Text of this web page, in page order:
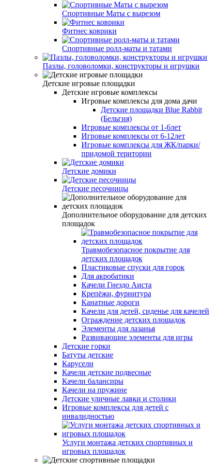
Спортивные Маты с вырезом
Фитнес коврики
Спортивные ролл-маты и татами
Пазлы, головоломки, конструкторы и игрушки
Детские игровые площадки
Детские игровые комплексы
Игровые комплексы для дома дачи
Детские площадки Blue Rabbit
(Бельгия)
Игровые комплексы от 1-6лет
Игровые комплексы от 6-12лет
Игровые комплексы для ЖК/парки/
придомой територии
Детские домики
Детские песочницы
Дополнительное оборудование для детских
площадок
Травмобезопасное покрытие для
детских площадок
Пластиковые спуски для горок
Для акробатики
Качели Гнездо Аиста
Крепёжи, фурнитура
Канатные дороги
Качели для детей, сиденье для качелей
Ограждение детских площадок
Элементы для лазанья
Развивающие элементы для игры
Детские горки
Батуты детские
Карусели
Качели детские подвесные
Качели балансиры
Качели на пружине
Детские уличные лавки и столики
Игровые комплексы для детей с
инвалидностью
Услуги монтажа детских спортивных и
игровых площадок